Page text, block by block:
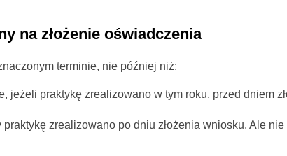
na złożenie oświadczenia
terminie, nie później niż:
jeżeli praktykę zrealizowano w tym roku, przed dniem
praktykę zrealizowano po dniu złożenia wniosku. Ale